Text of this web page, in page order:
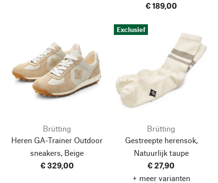
€ 189,00
Brütting
Heren GA-Trainer Outdoor
sneakers, Beige
€ 329,00
Exclusief
Brütting
Gestreepte herensok,
Natuurlijk taupe
€ 27,90
+ meer varianten